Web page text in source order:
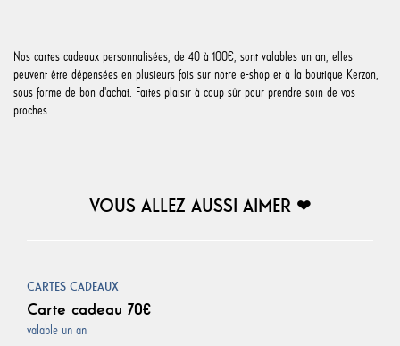
Nos cartes cadeaux personnalisées, de 40 à 100€, sont valables un an, elles
peuvent être dépensées en plusieurs fois sur notre e-shop et à la boutique Kerzon,
sous forme de bon d'achat. Faites plaisir à coup sûr pour prendre soin de vos
proches.
VOUS ALLEZ AUSSI AIMER ❤︎
CARTES CADEAUX
Carte cadeau 70€
valable un an